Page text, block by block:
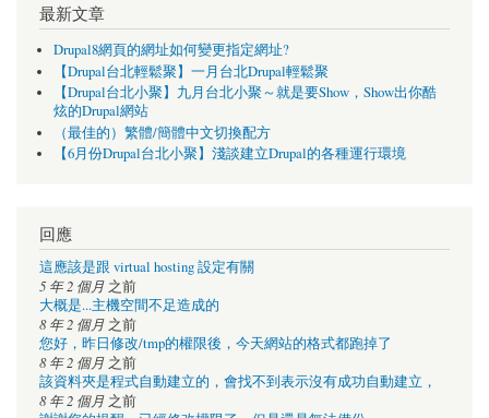
最新文章
Drupal8網頁的網址如何變更指定網址?
【Drupal台北輕鬆聚】一月台北Drupal輕鬆聚
【Drupal台北小聚】九月台北小聚～就是要Show，Show出你酷
炫的Drupal網站
（最佳的）繁體/簡體中文切換配方
【6月份Drupal台北小聚】淺談建立Drupal的各種運行環境
回應
這應該是跟 virtual hosting 設定有關
5 年 2 個月 之前
大概是...主機空間不足造成的
8 年 2 個月 之前
您好，昨日修改/tmp的權限後，今天網站的格式都跑掉了
8 年 2 個月 之前
該資料夾是程式自動建立的，會找不到表示沒有成功自動建立，
8 年 2 個月 之前